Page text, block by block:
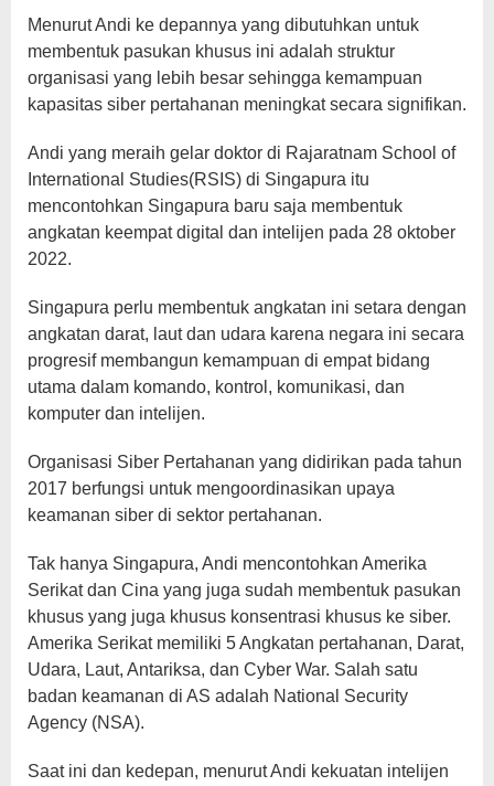
Menurut Andi ke depannya yang dibutuhkan untuk
membentuk pasukan khusus ini adalah struktur
organisasi yang lebih besar sehingga kemampuan
kapasitas siber pertahanan meningkat secara signifikan.
Andi yang meraih gelar doktor di Rajaratnam School of
International Studies(RSIS) di Singapura itu
mencontohkan Singapura baru saja membentuk
angkatan keempat digital dan intelijen pada 28 oktober
2022.
Singapura perlu membentuk angkatan ini setara dengan
angkatan darat, laut dan udara karena negara ini secara
progresif membangun kemampuan di empat bidang
utama dalam komando, kontrol, komunikasi, dan
komputer dan intelijen.
Organisasi Siber Pertahanan yang didirikan pada tahun
2017 berfungsi untuk mengoordinasikan upaya
keamanan siber di sektor pertahanan.
Tak hanya Singapura, Andi mencontohkan Amerika
Serikat dan Cina yang juga sudah membentuk pasukan
khusus yang juga khusus konsentrasi khusus ke siber.
Amerika Serikat memiliki 5 Angkatan pertahanan, Darat,
Udara, Laut, Antariksa, dan Cyber War. Salah satu
badan keamanan di AS adalah National Security
Agency (NSA).
Saat ini dan kedepan, menurut Andi kekuatan intelijen